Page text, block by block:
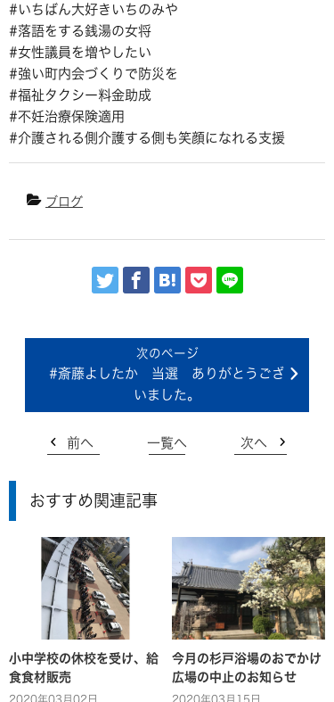
#いちばん大好きいちのみや
#落語をする銭湯の女将
#女性議員を増やしたい
#強い町内会づくりで防災を
#福祉タクシー料金助成
#不妊治療保険適用
#介護される側介護する側も笑顔になれる支援
ブログ
#斎藤よしたか 当選 ありがとうござ
いました。
前へ 一覧へ 次へ
おすすめ関連記事
小中学校の休校を受け、給
食食材販売
2020年03月02日
今月の杉戸浴場のおでかけ
広場の中止のお知らせ
2020年03月15日